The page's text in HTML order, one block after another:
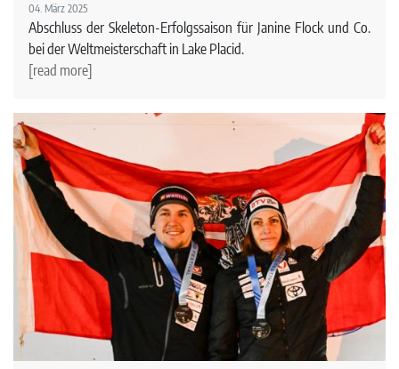
04. März 2025
Abschluss der Skeleton-Erfolgssaison für Janine Flock und Co.
bei der Weltmeisterschaft in Lake Placid.
[read more]